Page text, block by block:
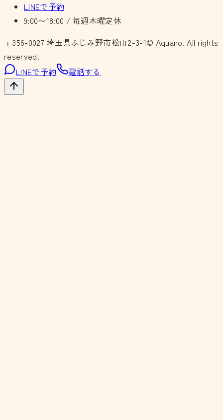
LINEで予約
9:00〜18:00 / 毎週木曜定休
〒356-0027 埼玉県ふじみ野市松山2-3-1© Aquano. All rights
reserved.
LINEで予約
電話する